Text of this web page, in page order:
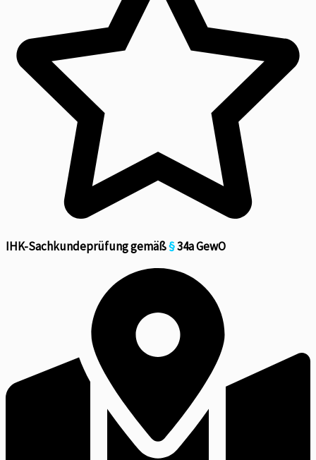
IHK-Sachkundeprüfung gemäß§34a GewO